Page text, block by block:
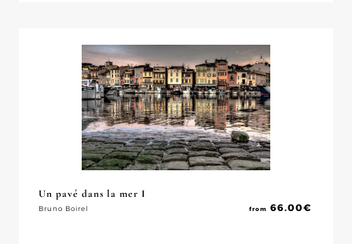
Un pavé dans la mer I
Bruno Boirel from 66.00€